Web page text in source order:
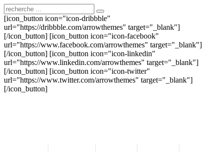
[icon_button icon="icon-dribbble"
url="https://dribbble.com/arrowthemes" target="_blank"]
[/icon_button] [icon_button icon="icon-facebook"
url="https://www.facebook.com/arrowthemes" target="_blank"]
[/icon_button] [icon_button icon="icon-linkedin"
url="https://www.linkedin.com/arrowthemes" target="_blank"]
[/icon_button] [icon_button icon="icon-twitter"
url="https://www.twitter.com/arrowthemes" target="_blank"]
[/icon_button]